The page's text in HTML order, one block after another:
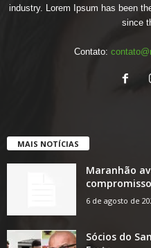
industry. Lorem Ipsum has been
since
Contato:
MAIS NOTÍCIAS
Maranhão
6 de agosto de
Sócios do